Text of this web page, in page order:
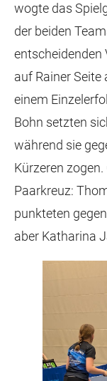
wogte das
der beiden
entscheidenden
auf Rainer Seite
einem
Bohn setzten
während sie
Kürzeren
Paarkreuz:
punkteten
aber Katharina